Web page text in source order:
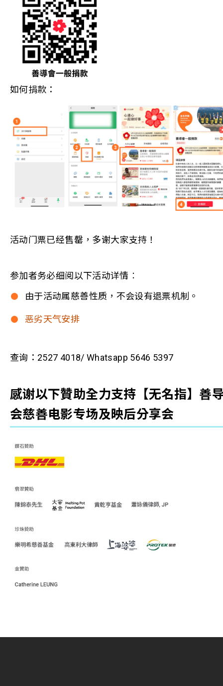
如何捐款：
活动门票已经售罄，多谢大家支持！
参加者务必细阅以下活动详情︰
由于活动属慈善性质，不会设有退票机制。
恶劣天气安排
查询：2527 4018/ Whatsapp 5646 5397
感谢以下贊助全力支持【无名指】善
会慈善电影专场及映后分享会